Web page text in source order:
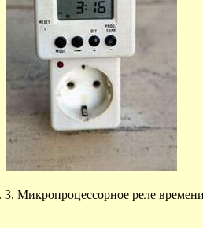
3. Микропроцессорное реле времени